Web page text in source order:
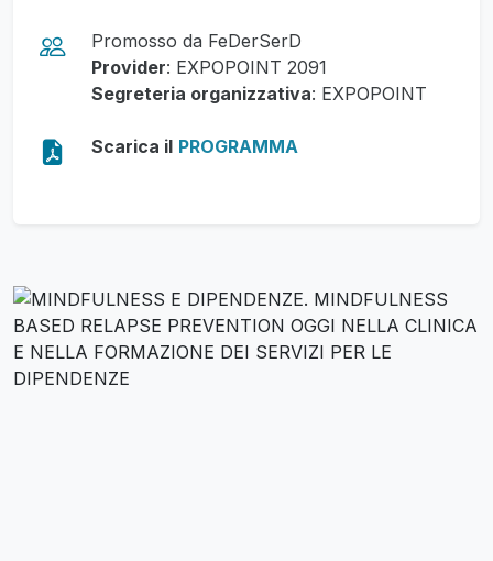
Promosso da FeDerSerD
Provider: EXPOPOINT 2091
Segreteria organizzativa: EXPOPOINT
Scarica il PROGRAMMA